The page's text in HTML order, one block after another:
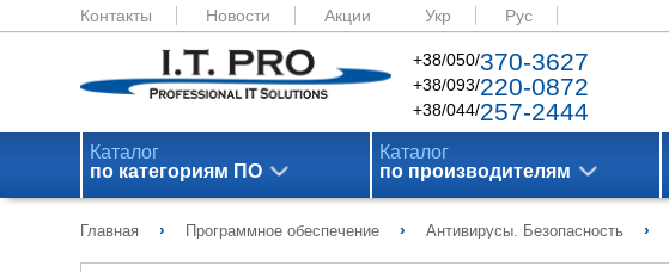
Контакты Новости Акции Укр Рус
+38/050/370-3627
+38/093/220-0872
+38/044/257-2444
Каталог
по категориям ПО
Каталог
по производителям
Главная › Программное обеспечение › Антивирусы. Безопасность ›